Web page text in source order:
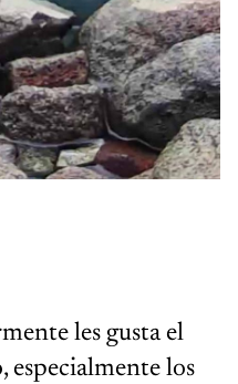
les gusta el
especialmente los